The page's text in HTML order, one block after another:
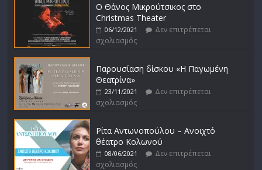
Ο Θάνος Μικρούτσικος στο
Christmas Theater
06/12/2021
Δεν επιτρέπεται
σχολιασμός
Παρουσίαση δίσκου «Η Παγωμένη
Θεατρίνα»
23/11/2021
Δεν επιτρέπεται
σχολιασμός
Ρίτα Αντωνοπούλου – Ανοιχτό
θέατρο Κολωνού
08/06/2021
Δεν επιτρέπεται
σχολιασμός